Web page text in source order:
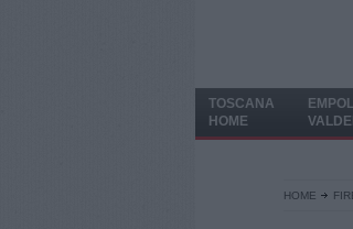
TOSCANA
HOME
HOME